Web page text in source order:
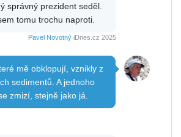
správný prezident seděl.
tomu trochu naproti.
Pavel Novotný iDnes.cz 2025
mě obklopují, vznikly z
sedimentů. A jednoho
zmizí, stejně jako já.